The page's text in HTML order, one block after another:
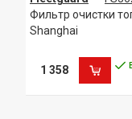
STAL: ST20806
Применяется в
спецтехнике,
на технике ряда
Основные области
Двигатели
Фильтр очистки
Shanghai
1 358